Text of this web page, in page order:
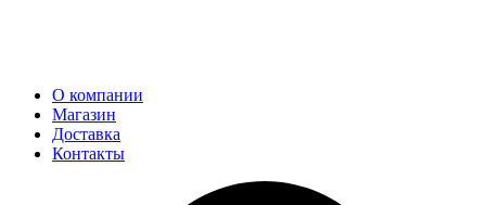
О компании
Магазин
Доставка
Контакты